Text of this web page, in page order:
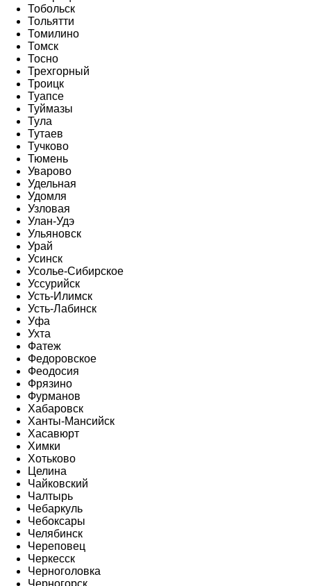
Тобольск
Тольятти
Томилино
Томск
Тосно
Трехгорный
Троицк
Туапсе
Туймазы
Тула
Тутаев
Тучково
Тюмень
Уварово
Удельная
Удомля
Узловая
Улан-Удэ
Ульяновск
Урай
Усинск
Усолье-Сибирское
Уссурийск
Усть-Илимск
Усть-Лабинск
Уфа
Ухта
Фатеж
Федоровское
Феодосия
Фрязино
Фурманов
Хабаровск
Ханты-Мансийск
Хасавюрт
Химки
Хотьково
Целина
Чайковский
Чалтырь
Чебаркуль
Чебоксары
Челябинск
Череповец
Черкесск
Черноголовка
Черногорск